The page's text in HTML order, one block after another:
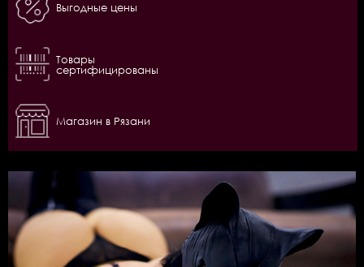
Выгодные цены
Товары
сертифицированы
Магазин в Рязани